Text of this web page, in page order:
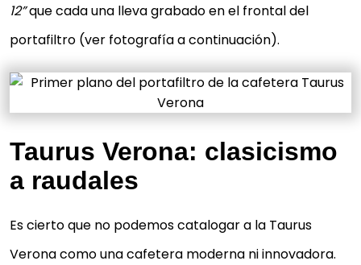
12”que cada una lleva grabado en el frontal del
portafiltro (ver fotografía a continuación).
Taurus Verona: clasicismo
a raudales
Es cierto que no podemos catalogar a la Taurus
Verona como una cafetera moderna ni innovadora.